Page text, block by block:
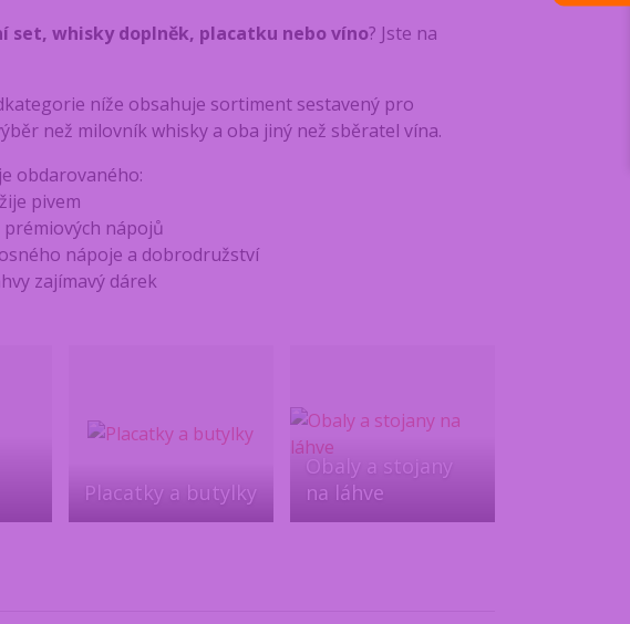
set, whisky doplněk, placatku nebo víno? Jste na
níže obsahuje sortiment sestavený pro
než milovník whisky a oba jiný než sběratel vína.
obdarovaného:
pivem
nápojů
nápoje a dobrodružství
zajímavý dárek
Placatky a butylky
Obaly a stojany
na láhve